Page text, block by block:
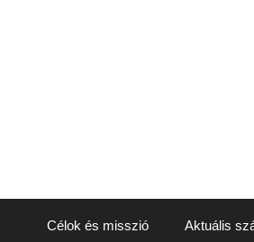
Célok és misszió Aktuális